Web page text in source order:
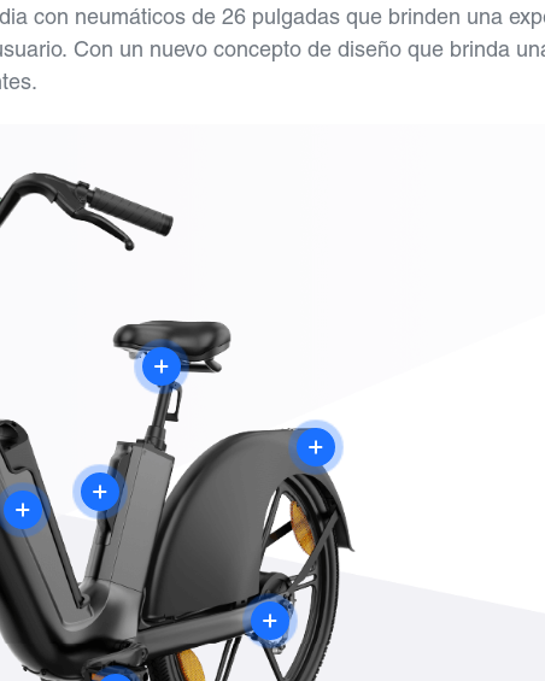
con neumáticos de 26 pulgadas que brinden una
Con un nuevo concepto de diseño que brinda